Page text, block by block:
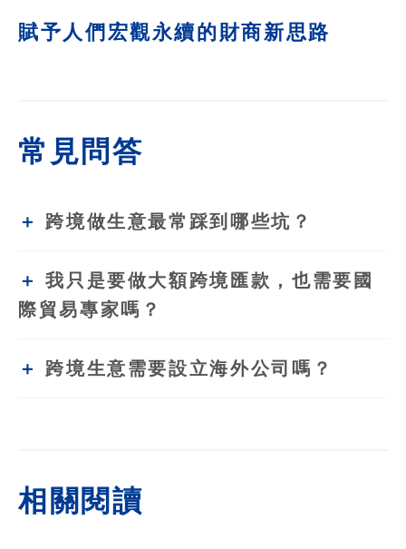
賦予人們宏觀永續的財商新思路
常見問答
跨境做生意最常踩到哪些坑？
我只是要做大額跨境匯款，也需要國
際貿易專家嗎？
跨境生意需要設立海外公司嗎？
相關閱讀